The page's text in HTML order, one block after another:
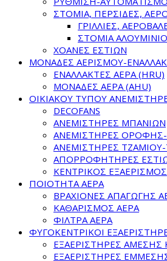
ΣΤΟΜΙΑ, ΠΕΡΣΙΔΕΣ,
ΓΡΙΛΛΙΕΣ,
ΣΤΟΜΙΑ
ΧΟΑΝΕΣ ΕΣΤΙΩΝ
ΜΟΝΑΔΕΣ ΑΕΡΙΣΜΟΥ-
ΕΝΑΛΛΑΚΤΕΣ ΑΕΡΑ (HRU)
ΜΟΝΑΔΕΣ ΑΕΡΑ (AHU)
ΟΙΚΙΑΚΟΥ ΤΥΠΟΥ
DECOFANS
ΑΝΕΜΙΣΤΗΡΕΣ ΜΠΑΝΙΩΝ
ΑΝΕΜΙΣΤΗΡΕΣ
ΑΝΕΜΙΣΤΗΡΕΣ
ΑΠΟΡΡΟΦΗΤΗΡΕΣ
ΚΕΝΤΡΙΚΟΣ ΕΞΑΕΡΙΣΜΟΣ
ΠΟΙΟΤΗΤΑ ΑΕΡΑ
ΒΡΑΧΙΟΝΕΣ ΑΠΑΓΩΓΗΣ
ΚΑΘΑΡΙΣΜΟΣ ΑΕΡΑ
ΦΙΛΤΡΑ ΑΕΡΑ
ΦΥΓΟΚΕΝΤΡΙΚΟΙ
ΕΞΑΕΡΙΣΤΗΡΕΣ ΑΜΕΣΗΣ
ΕΞΑΕΡΙΣΤΗΡΕΣ